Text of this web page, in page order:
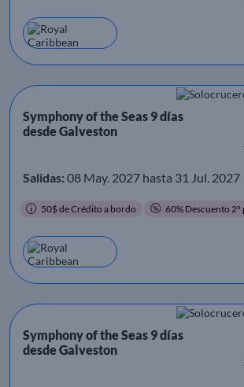
Symphony of the Seas 9 días
desde Galveston
Salidas: 08 May. 2027 hasta 31 Jul. 2027
50$ de Crédito a bordo 60% Descuento 2º
Symphony of the Seas 9 días
desde Galveston